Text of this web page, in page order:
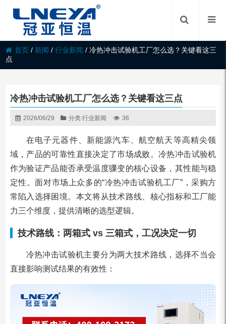
首页 / 新闻 /行业新闻 /冷热冲击试验机工厂怎么选？关键看这三
点
冷热冲击试验机工厂怎么选？关键看这三点
2026/06/29 分类:行业新闻 36
在电子元器件、新能源汽车、航空航天等高精尖领
域，产品的可靠性直接决定了市场成败。冷热冲击试验机
作为验证产品能否承受温度骤变的核心设备，其性能与稳
定性。面对市场上众多的“冷热冲击试验机工厂”，采购方
常陷入选择困境。本文将从技术路线、核心指标和工厂能
力三个维度，提供清晰的选型逻辑。
技术路线：两箱式 vs 三箱式，工况决定一切
冷热冲击试验机主要分为两大技术路线，选择不当会
直接影响测试结果的有效性：